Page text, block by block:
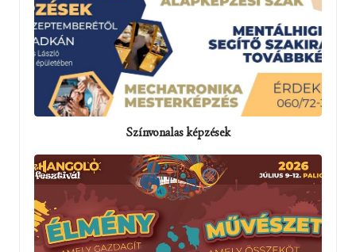
Színvonalas képzések